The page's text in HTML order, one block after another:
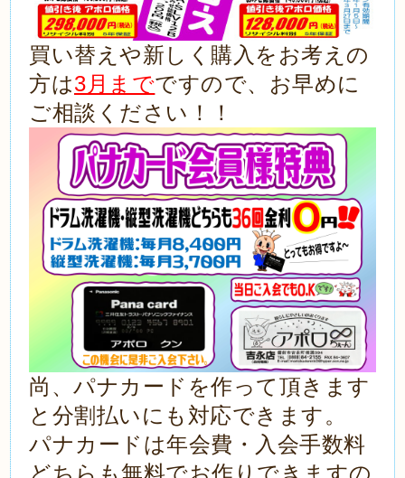
買い替えや新しく購入をお考えの
方は3月までですので、お早めに
ご相談ください！！
尚、パナカードを作って頂きます
と分割払いにも対応できます。
パナカードは年会費・入会手数料
どちらも無料でお作りできますの